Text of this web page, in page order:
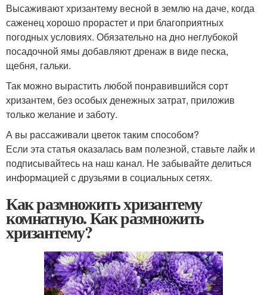
Высаживают хризантему весной в землю на даче, когда
саженец хорошо прорастет и при благоприятных
погодных условиях. Обязательно на дно неглубокой
посадочной ямы добавляют дренаж в виде песка,
щебня, гальки.
Так можно вырастить любой понравившийся сорт
хризантем, без особых денежных затрат, приложив
только желание и заботу.
А вы рассаживали цветок таким способом?
Если эта статья оказалась вам полезной, ставьте лайк и
подписывайтесь на наш канал. Не забывайте делиться
информацией с друзьями в социальных сетях.
Как размножить хризантему
комнатную. Как размножить
хризантему?